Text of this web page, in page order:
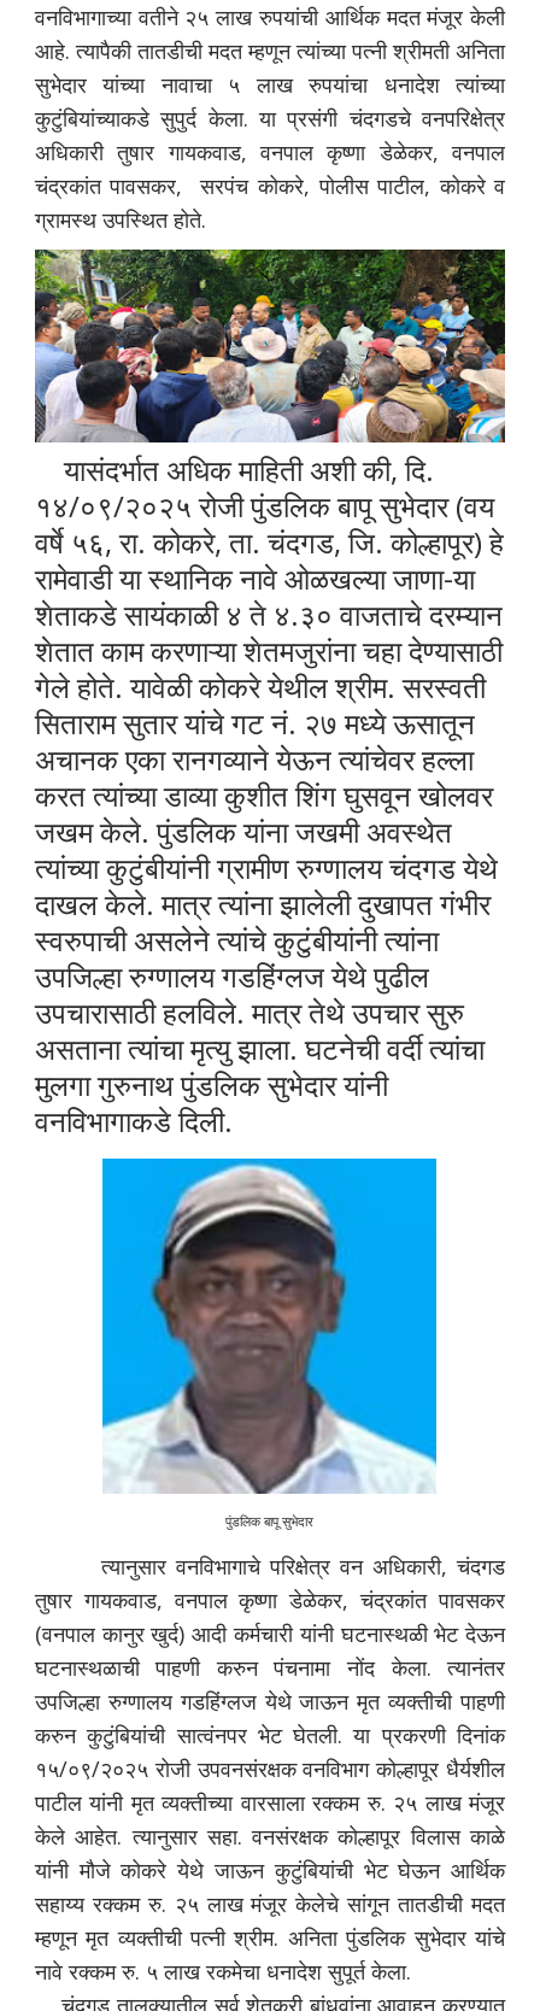
वनविभागाच्या वतीने २५ लाख रुपयांची आर्थिक मदत मंजूर केली
आहे. त्यापैकी तातडीची मदत म्हणून त्यांच्या पत्नी श्रीमती अनिता
सुभेदार यांच्या नावाचा ५ लाख रुपयांचा धनादेश त्यांच्या
कुटुंबियांच्याकडे सुपुर्द केला. या प्रसंगी चंदगडचे वनपरिक्षेत्र
अधिकारी तुषार गायकवाड, वनपाल कृष्णा डेळेकर, वनपाल
चंद्रकांत पावसकर, सरपंच कोकरे, पोलीस पाटील, कोकरे व
ग्रामस्थ उपस्थित होते.
यासंदर्भात अधिक माहिती अशी की, दि.
१४/०९/२०२५ रोजी पुंडलिक बापू सुभेदार (वय
वर्षे ५६, रा. कोकरे, ता. चंदगड, जि. कोल्हापूर) हे
रामेवाडी या स्थानिक नावे ओळखल्या जाणा-या
शेताकडे सायंकाळी ४ ते ४.३० वाजताचे दरम्यान
शेतात काम करणाऱ्या शेतमजुरांना चहा देण्यासाठी
गेले होते. यावेळी कोकरे येथील श्रीम. सरस्वती
सिताराम सुतार यांचे गट नं. २७ मध्ये ऊसातून
अचानक एका रानगव्याने येऊन त्यांचेवर हल्ला
करत त्यांच्या डाव्या कुशीत शिंग घुसवून खोलवर
जखम केले. पुंडलिक यांना जखमी अवस्थेत
त्यांच्या कुटुंबीयांनी ग्रामीण रुग्णालय चंदगड येथे
दाखल केले. मात्र त्यांना झालेली दुखापत गंभीर
स्वरुपाची असलेने त्यांचे कुटुंबीयांनी त्यांना
उपजिल्हा रुग्णालय गडहिंग्लज येथे पुढील
उपचारासाठी हलविले. मात्र तेथे उपचार सुरु
असताना त्यांचा मृत्यु झाला. घटनेची वर्दी त्यांचा
मुलगा गुरुनाथ पुंडलिक सुभेदार यांनी
वनविभागाकडे दिली.
पुंडलिक बापू सुभेदार
त्यानुसार वनविभागाचे परिक्षेत्र वन अधिकारी, चंदगड
तुषार गायकवाड, वनपाल कृष्णा डेळेकर, चंद्रकांत पावसकर
(वनपाल कानुर खुर्द) आदी कर्मचारी यांनी घटनास्थळी भेट देऊन
घटनास्थळाची पाहणी करुन पंचनामा नोंद केला. त्यानंतर
उपजिल्हा रुग्णालय गडहिंग्लज येथे जाऊन मृत व्यक्तीची पाहणी
करुन कुटुंबियांची सात्वंनपर भेट घेतली. या प्रकरणी दिनांक
१५/०९/२०२५ रोजी उपवनसंरक्षक वनविभाग कोल्हापूर धैर्यशील
पाटील यांनी मृत व्यक्तीच्या वारसाला रक्कम रु. २५ लाख मंजूर
केले आहेत. त्यानुसार सहा. वनसंरक्षक कोल्हापूर विलास काळे
यांनी मौजे कोकरे येथे जाऊन कुटुंबियांची भेट घेऊन आर्थिक
सहाय्य रक्कम रु. २५ लाख मंजूर केलेचे सांगून तातडीची मदत
म्हणून मृत व्यक्तीची पत्नी श्रीम. अनिता पुंडलिक सुभेदार यांचे
नावे रक्कम रु. ५ लाख रकमेचा धनादेश सुपूर्त केला.